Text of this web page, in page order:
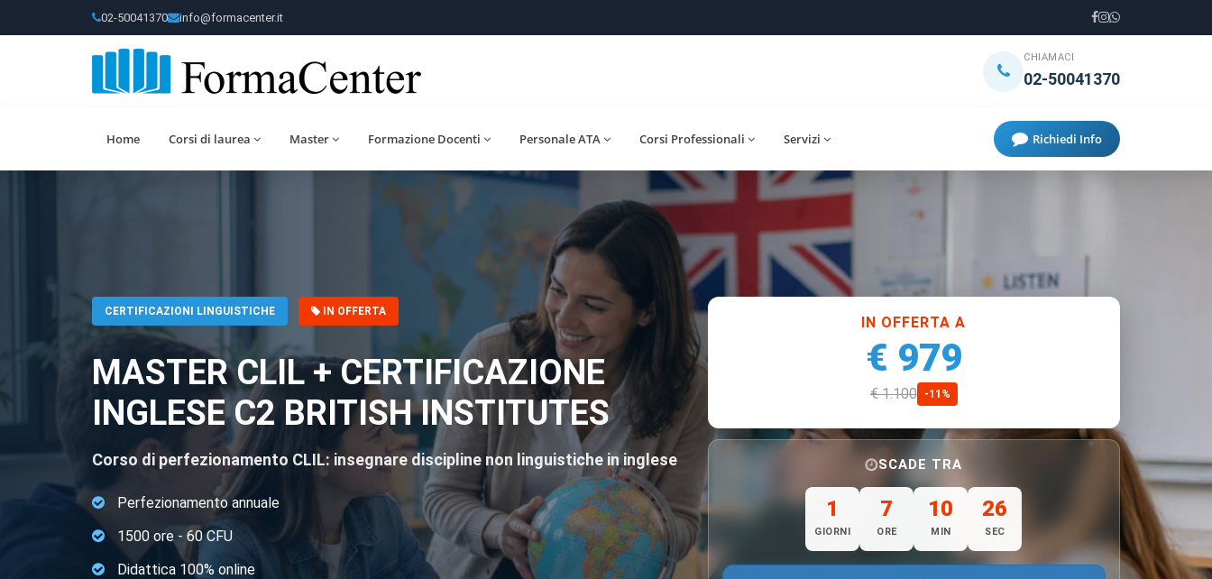
02-50041370 info@formacenter.it
CHIAMACI
02-50041370
Home Corsi di laurea Master Formazione Docenti Personale ATA Corsi Professionali Servizi Richiedi Info
CERTIFICAZIONI LINGUISTICHE IN OFFERTA
MASTER CLIL + CERTIFICAZIONE
INGLESE C2 BRITISH INSTITUTES
Corso di perfezionamento CLIL: insegnare discipline non linguistiche in inglese
Perfezionamento annuale
1500 ore - 60 CFU
Didattica 100% online
IN OFFERTA A
€ 979
€ 1.100 -11%
SCADE TRA
1
GIORNI
7
ORE
10
MIN
24
SEC